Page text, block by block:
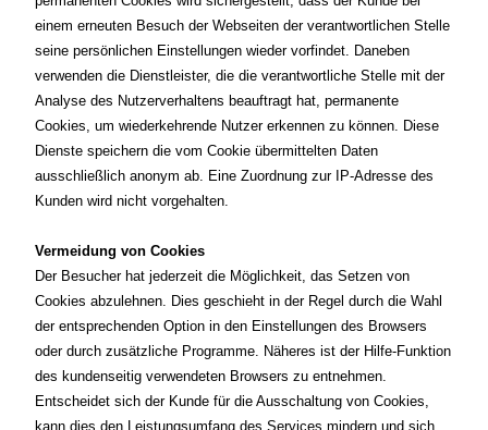
einem erneuten Besuch der Webseiten der verantwortlichen Stelle
seine persönlichen Einstellungen wieder vorfindet. Daneben
verwenden die Dienstleister, die die verantwortliche Stelle mit der
Analyse des Nutzerverhaltens beauftragt hat, permanente
Cookies, um wiederkehrende Nutzer erkennen zu können. Diese
Dienste speichern die vom Cookie übermittelten Daten
ausschließlich anonym ab. Eine Zuordnung zur IP-Adresse des
Kunden wird nicht vorgehalten.
Vermeidung von Cookies
Der Besucher hat jederzeit die Möglichkeit, das Setzen von
Cookies abzulehnen. Dies geschieht in der Regel durch die Wahl
der entsprechenden Option in den Einstellungen des Browsers
oder durch zusätzliche Programme. Näheres ist der Hilfe-Funktion
des kundenseitig verwendeten Browsers zu entnehmen.
Entscheidet sich der Kunde für die Ausschaltung von Cookies,
kann dies den Leistungsumfang des Services mindern und sich